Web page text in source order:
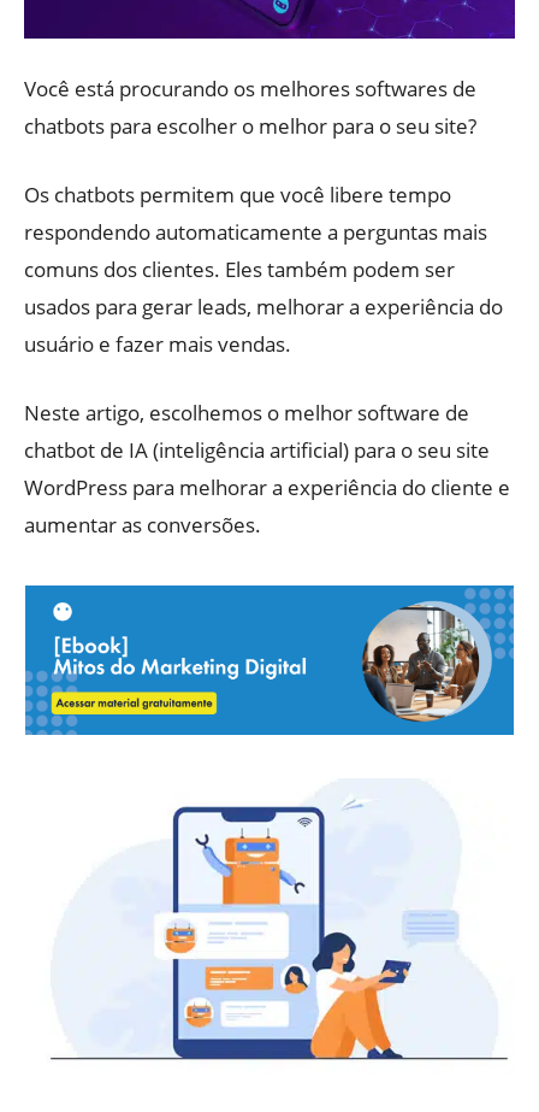
Você está procurando os melhores softwares de
chatbots para escolher o melhor para o seu site?
Os chatbots permitem que você libere tempo
respondendo automaticamente a perguntas mais
comuns dos clientes. Eles também podem ser
usados ​​para gerar leads, melhorar a experiência do
usuário e fazer mais vendas.
Neste artigo, escolhemos o melhor software de
chatbot de IA (inteligência artificial) para o seu site
WordPress para melhorar a experiência do cliente e
aumentar as conversões.